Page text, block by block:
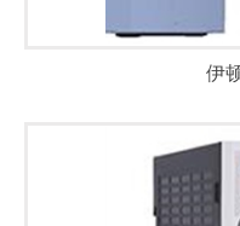
闭环矢量，异步/同步
伊